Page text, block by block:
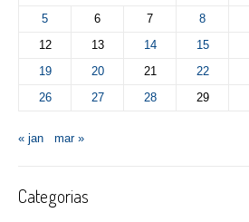
5
6 7 8
12
13 14 15
19
20 21 22
26
27 28 29
« jan mar »
Categorias